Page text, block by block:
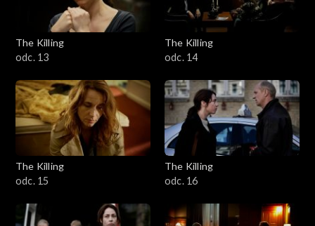
The Killing
odc. 13
The Killing
odc. 14
The Killing
odc. 15
The Killing
odc. 16